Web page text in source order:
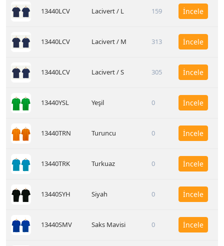
13440LCV Lacivert / L 159 İncele
13440LCV Lacivert / M 313 İncele
13440LCV Lacivert / S 305 İncele
13440YSL Yeşil 0 İncele
13440TRN Turuncu 0 İncele
13440TRK Turkuaz 0 İncele
13440SYH Siyah 0 İncele
13440SMV Saks Mavisi 0 İncele